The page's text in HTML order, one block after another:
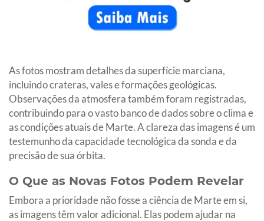
As fotos mostram detalhes da superfície marciana,
incluindo crateras, vales e formações geológicas.
Observações da atmosfera também foram registradas,
contribuindo para o vasto banco de dados sobre o clima e
as condições atuais de Marte. A clareza das imagens é um
testemunho da capacidade tecnológica da sonda e da
precisão de sua órbita.
O Que as Novas Fotos Podem Revelar
Embora a prioridade não fosse a ciência de Marte em si,
as imagens têm valor adicional. Elas podem ajudar na